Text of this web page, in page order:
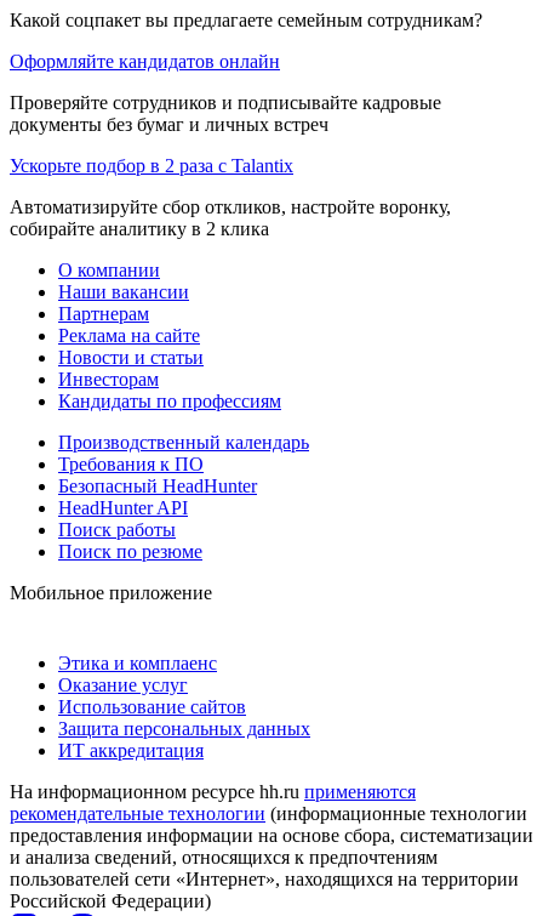
Какой соцпакет вы предлагаете семейным сотрудникам?
Оформляйте кандидатов онлайн
Проверяйте сотрудников и подписывайте кадровые
документы без бумаг и личных встреч
Ускорьте подбор в 2 раза с Talantix
Автоматизируйте сбор откликов, настройте воронку,
собирайте аналитику в 2 клика
О компании
Наши вакансии
Партнерам
Реклама на сайте
Новости и статьи
Инвесторам
Кандидаты по профессиям
Производственный календарь
Требования к ПО
Безопасный HeadHunter
HeadHunter API
Поиск работы
Поиск по резюме
Мобильное приложение
Этика и комплаенс
Оказание услуг
Использование сайтов
Защита персональных данных
ИТ аккредитация
На информационном ресурсе hh.ru применяются
рекомендательные технологии (информационные технологии
предоставления информации на основе сбора, систематизации
и анализа сведений, относящихся к предпочтениям
пользователей сети «Интернет», находящихся на территории
Российской Федерации)